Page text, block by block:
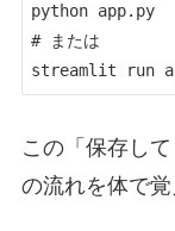
python app.py
# または
streamlit run
この「保存し
の流れを体で覚